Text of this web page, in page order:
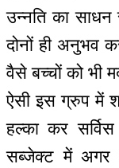
उन्नति का
दोनों ही अनुभव
वैसे बच्चों को भी
ऐसी इस ग्रुप में
हल्का कर
सब्जेक्ट में अगर